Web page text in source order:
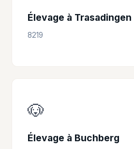
Élevage à Trasadingen
8219
🐶
Élevage à Buchberg